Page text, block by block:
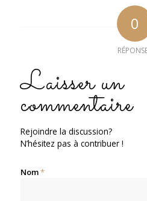
0
Laisser un
commentaire
Rejoindre la discussion?
N’hésitez pas à contribuer !
Nom*